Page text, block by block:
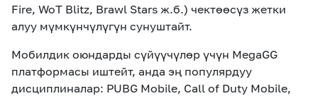
Fire, WoT Blitz, Brawl Stars ж.б.) чектөөсүз жетки
алуу мүмкүнчүлүгүн сунуштайт.
Мобилдик оюндарды сүйүүчүлөр үчүн MegaGG
платформасы иштейт, анда эң популярдуу
дисциплиналар: PUBG Mobile, Call of Duty Mobile,